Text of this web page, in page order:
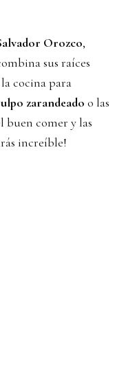
Orozco,
sus raíces
cocina para
zarandeado o las
buen comer y las
increíble!